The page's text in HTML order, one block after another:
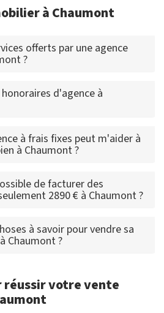
à Chaumont
offerts par une agence
?
d'agence à
à frais fixes peut m'aider à
à Chaumont ?
de facturer des
2890 € à Chaumont ?
à savoir pour vendre sa
Chaumont ?
réussir votre vente